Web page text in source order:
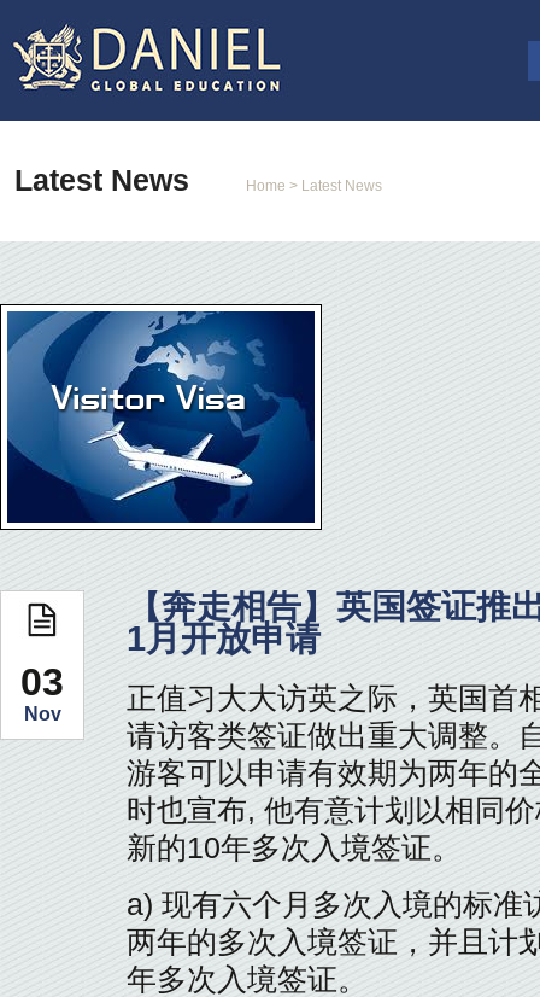
Latest News Home > Latest News
03
Nov
【奔走相告】英国签证推
1月开放申请
正值习大大访英之际，英国首
请访客类签证做出重大调整。
游客可以申请有效期为两年的
时也宣布, 他有意计划以相同
新的10年多次入境签证。
a) 现有六个月多次入境的标准
两年的多次入境签证，并且计
年多次入境签证。